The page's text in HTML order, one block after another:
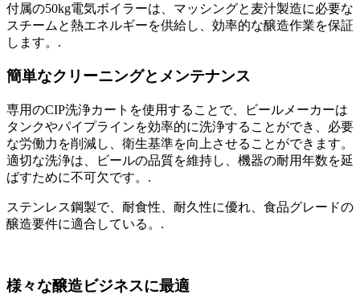
付属の50kg電気ボイラーは、マッシングと麦汁製造に必要な
スチームと熱エネルギーを供給し、効率的な醸造作業を保証
します。.
簡単なクリーニングとメンテナンス
専用のCIP洗浄カートを使用することで、ビールメーカーは
タンクやパイプラインを効率的に洗浄することができ、必要
な労働力を削減し、衛生基準を向上させることができます。
適切な洗浄は、ビールの品質を維持し、機器の耐用年数を延
ばすために不可欠です。.
ステンレス鋼製で、耐食性、耐久性に優れ、食品グレードの
醸造要件に適合している。.
様々な醸造ビジネスに最適